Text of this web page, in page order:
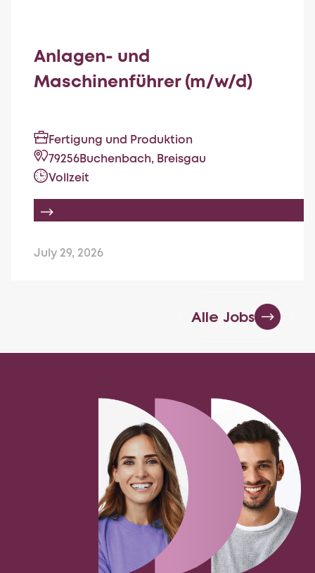
Anlagen- und
Maschinenführer (m/w/d)
Fertigung und Produktion
79256 Buchenbach, Breisgau
Vollzeit
July 29, 2026
Fertigung und Produktion
Buchenbach, Breisgau
July 29, 2026
Alle Jobs